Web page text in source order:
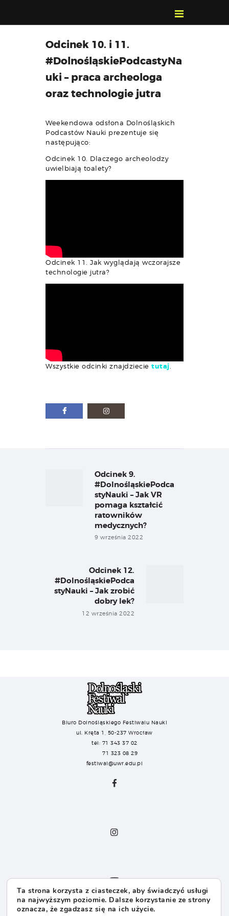
POZNAJ, POLUB,
PAMIĘTAJ!
O FESTIWALU
PROGRAM
KONTAKT
WYDARZEŃ
Odcinek 10. i 11.
#DolnośląskiePodcastyNa
uki – praca archeologa
oraz technologie jutra
Weekendowa odsłona Dolnośląskich
Podcastów Nauki prezentuje się
następująco:
Odcinek 10. Dlaczego archeolodzy
uwielbiają toalety?
Odcinek 11. Jak wyglądają wczorajsze
technologie jutra?
Wszystkie odcinki znajdziecie tutaj
Previous
post:
Odcinek 9.
#DolnośląskiePodca
styNauki – Jak VR
pomaga kształcić
ratowników
medycznych?
9 września 2022
Odcinek 12.
#DolnośląskiePodca
styNauki – Jak zrobić
dobry lek?
12 września 2022
Biuro Dolnośląskiego Festiwalu Nauki
ul. Kręta 1, 50-237 Wrocław
tel: 71 343 37 02
71 323 08 29
festiwal@uwr.edu.pl
Ta strona korzysta z ciasteczek, aby świadczyć usługi
na najwyższym poziomie. Dalsze korzystanie ze strony
oznacza, że zgadzasz się na ich użycie.